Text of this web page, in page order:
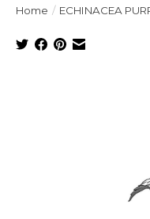
Home / ECHINACEA